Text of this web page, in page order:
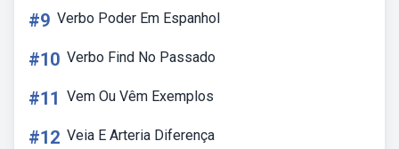
#9 Verbo Poder Em Espanhol
#10 Verbo Find No Passado
#11 Vem Ou Vêm Exemplos
#12 Veia E Arteria Diferença